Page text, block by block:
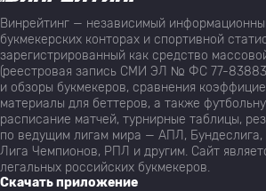
Винрейтинг — независимый
букмекерских конторах и спортивной
зарегистрированный как средство
(реестровая запись СМИ ЭЛ № ФС 77-
и обзоры букмекеров, сравнения
материалы для беттеров, а также
расписание матчей, турнирные таблицы,
по ведущим лигам мира — АПЛ, Бундеслига,
Лига Чемпионов, РПЛ и другим. Сайт
легальных российских букмекеров.
Скачать приложение